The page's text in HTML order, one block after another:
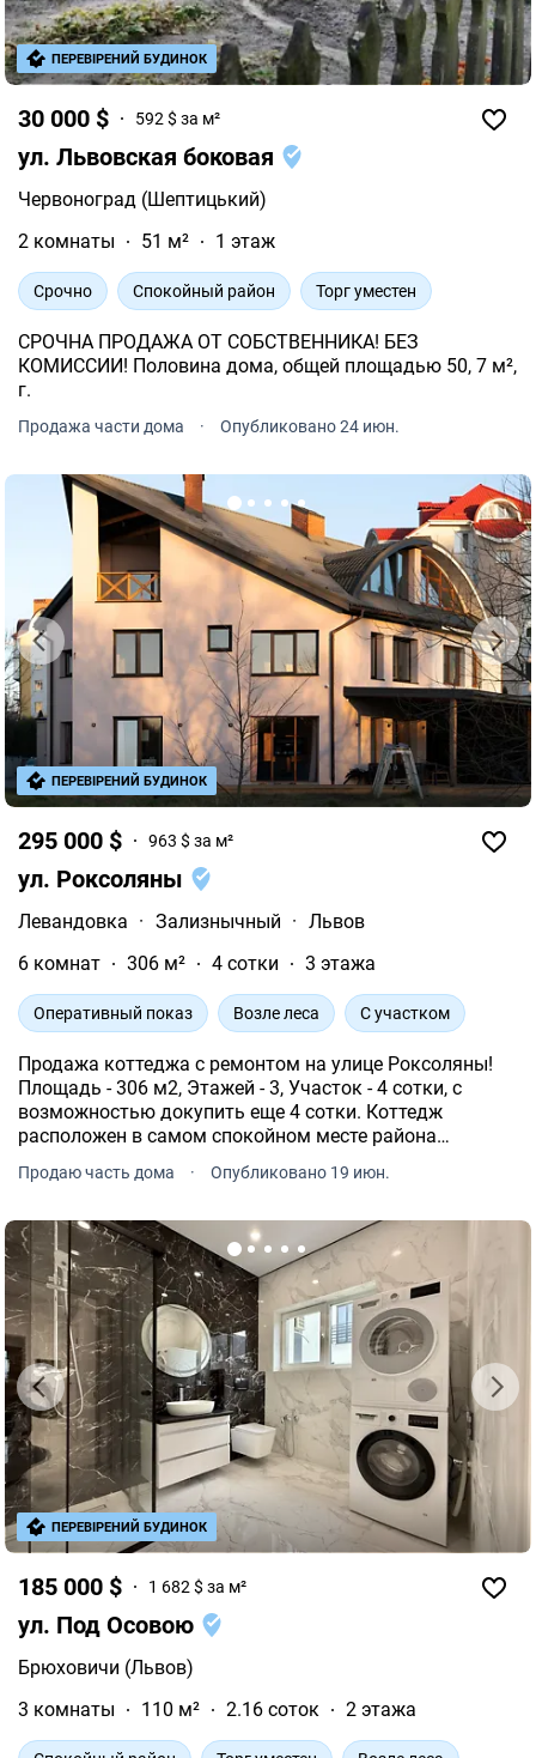
30 000 $ 592 $ за м²
ул. Львовская боковая
Червоноград (Шептицький)
2 комнаты
51 м² 1 этаж
Срочно Спокойный район Торг уместен
СРОЧНА ПРОДАЖА ОТ СОБСТВЕННИКА! БЕЗ
КОМИССИИ! Половина дома, общей площадью 50, 7 м²,
г.
Продажа части дома · Опубликовано 24 июн.
ПЕРЕВІРЕНИЙ БУДИНОК
295 000 $ 963 $ за м²
ул. Роксоляны
Левандовка · Зализнычный · Львов
6 комнат
306 м² 4 сотки 3 этажа
Оперативный показ Возле леса С участком
Продажа коттеджа с ремонтом на улице Роксоляны!
Площадь - 306 м2, Этажей - 3, Участок - 4 сотки, с
возможностью докупить еще 4 сотки. Коттедж
расположен в самом спокойном месте района
территория и приятные соседи рядом. Готовый дом с
Продаю часть дома · Опубликовано 19 июн.
ПЕРЕВІРЕНИЙ БУДИНОК
185 000 $ 1 682 $ за м²
ул. Под Осовою
Брюховичи (Львов)
3 комнаты
110 м² 2.16 соток 2 этажа
ПЕРЕВІРЕНИЙ БУДИНОК